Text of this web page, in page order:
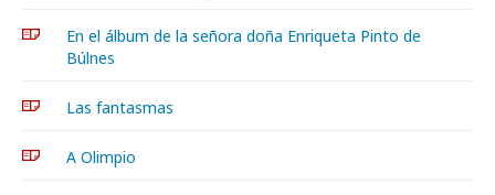
En el álbum de la señora doña Enriqueta Pinto de
Búlnes
Las fantasmas
A Olimpio